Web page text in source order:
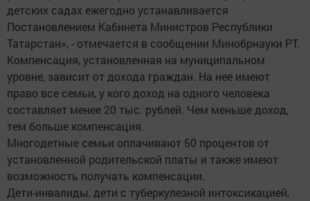
детских садах ежегодно устанавливается
Постановлением Кабинета Министров Республики
Татарстан», - отмечается в сообщении Минобрнауки РТ.
Компенсация, установленная на муниципальном
уровне, зависит от дохода граждан. На нее имеют
право все семьи, у кого доход на одного человека
составляет менее 20 тыс. рублей. Чем меньше доход,
тем больше компенсация.
Многодетные семьи оплачивают 50 процентов от
установленной родительской платы и также имеют
возможность получать компенсации.
Дети-инвалиды, дети с туберкулезной интоксикацией,